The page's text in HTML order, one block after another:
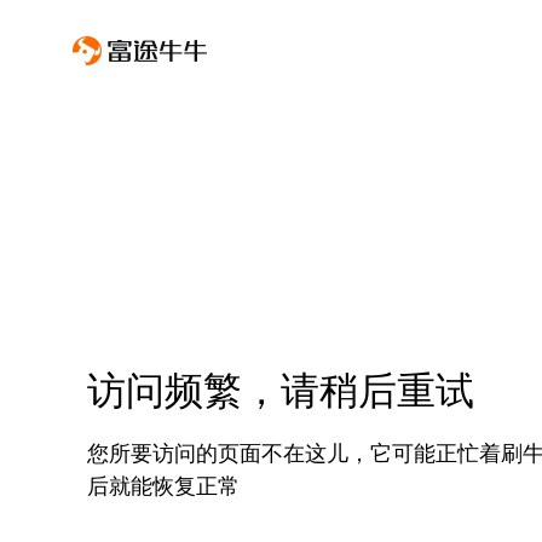
访问频繁，请稍后重试
您所要访问的页面不在这儿，它可能正忙着刷
后就能恢复正常